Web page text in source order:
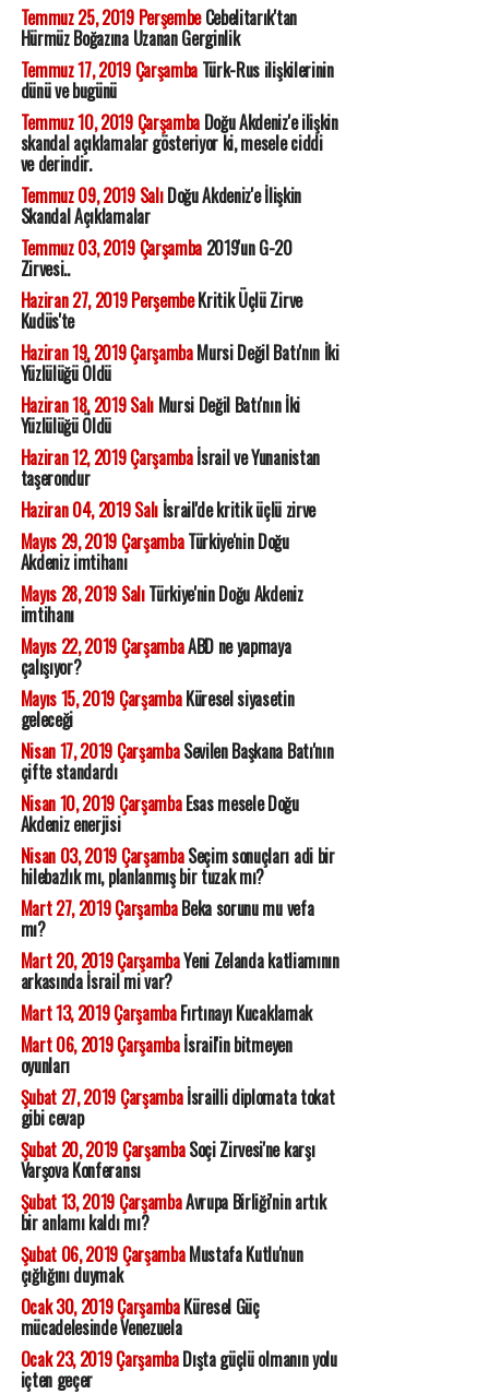
Temmuz 25, 2019 PerşembeCebelitarık'tan
Hürmüz Boğazına Uzanan Gerginlik
Temmuz 17, 2019 ÇarşambaTürk-Rus ilişkilerinin
dünü ve bugünü
Temmuz 10, 2019 ÇarşambaDoğu Akdeniz'e ilişkin
skandal açıklamalar gösteriyor ki, mesele ciddi
ve derindir.
Temmuz 09, 2019 SalıDoğu Akdeniz'e İlişkin
Skandal Açıklamalar
Temmuz 03, 2019 Çarşamba2019'un G-20
Zirvesi..
Haziran 27, 2019 PerşembeKritik Üçlü Zirve
Kudüs'te
Haziran 19, 2019 ÇarşambaMursi Değil Batı'nın İki
Yüzlülüğü Öldü
Haziran 18, 2019 SalıMursi Değil Batı'nın İki
Yüzlülüğü Öldü
Haziran 12, 2019 Çarşambaİsrail ve Yunanistan
taşerondur
Haziran 04, 2019 Salıİsrail'de kritik üçlü zirve
Mayıs 29, 2019 ÇarşambaTürkiye'nin Doğu
Akdeniz imtihanı
Mayıs 28, 2019 SalıTürkiye'nin Doğu Akdeniz
imtihanı
Mayıs 22, 2019 ÇarşambaABD ne yapmaya
çalışıyor?
Mayıs 15, 2019 ÇarşambaKüresel siyasetin
geleceği
Nisan 17, 2019 ÇarşambaSevilen Başkana Batı'nın
çifte standardı
Nisan 10, 2019 ÇarşambaEsas mesele Doğu
Akdeniz enerjisi
Nisan 03, 2019 ÇarşambaSeçim sonuçları adi bir
hilebazlık mı, planlanmış bir tuzak mı?
Mart 27, 2019 ÇarşambaBeka sorunu mu vefa
mı?
Mart 20, 2019 ÇarşambaYeni Zelanda katliamının
arkasında İsrail mi var?
Mart 13, 2019 ÇarşambaFırtınayı Kucaklamak
Mart 06, 2019 Çarşambaİsrail'in bitmeyen
oyunları
Şubat 27, 2019 Çarşambaİsrailli diplomata tokat
gibi cevap
Şubat 20, 2019 ÇarşambaSoçi Zirvesi'ne karşı
Varşova Konferansı
Şubat 13, 2019 ÇarşambaAvrupa Birliği'nin artık
bir anlamı kaldı mı?
Şubat 06, 2019 ÇarşambaMustafa Kutlu'nun
çığlığını duymak
Ocak 30, 2019 ÇarşambaKüresel Güç
mücadelesinde Venezuela
Ocak 23, 2019 ÇarşambaDışta güçlü olmanın yolu
içten geçer